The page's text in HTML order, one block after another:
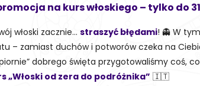
na kurs włoskiego – tylko do
włoski zacznie… straszyć błędami! 👻 W
– zamiast duchów i potworów czeka na
dobrego święta przygotowaliśmy coś,
„Włoski od zera do podróżnika” 🇮🇹